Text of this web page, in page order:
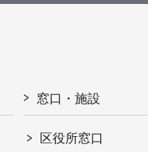
窓口・施設
区役所窓口